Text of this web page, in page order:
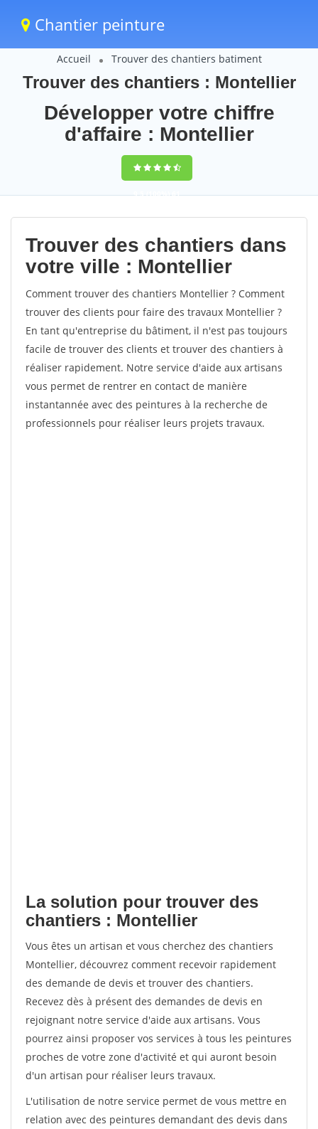
Chantier peinture
Accueil Trouver des chantiers batiment
Trouver des chantiers : Montellier
Développer votre chiffre
d'affaire : Montellier
9,5(100%)61
votes
Trouver des chantiers dans
votre ville : Montellier
Comment trouver des chantiers Montellier ? Comment
trouver des clients pour faire des travaux Montellier ?
En tant qu'entreprise du bâtiment, il n'est pas toujours
facile de trouver des clients et trouver des chantiers à
réaliser rapidement. Notre service d'aide aux artisans
vous permet de rentrer en contact de manière
instantannée avec des peintures à la recherche de
professionnels pour réaliser leurs projets travaux.
La solution pour trouver des
chantiers : Montellier
Vous êtes un artisan et vous cherchez des chantiers
Montellier, découvrez comment recevoir rapidement
des demande de devis et trouver des chantiers.
Recevez dès à présent des demandes de devis en
rejoignant notre service d'aide aux artisans. Vous
pourrez ainsi proposer vos services à tous les peintures
proches de votre zone d'activité et qui auront besoin
d'un artisan pour réaliser leurs travaux.
L'utilisation de notre service permet de vous mettre en
relation avec des peintures demandant des devis dans